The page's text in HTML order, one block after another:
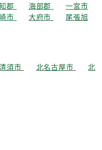
郡 海部郡
一宮市
市 大府市
尾張旭
須市 北名古屋市
北